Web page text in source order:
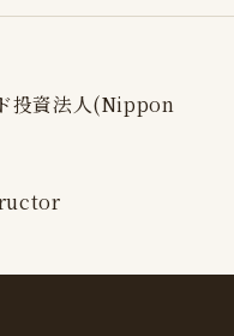
投資法人(Nippon